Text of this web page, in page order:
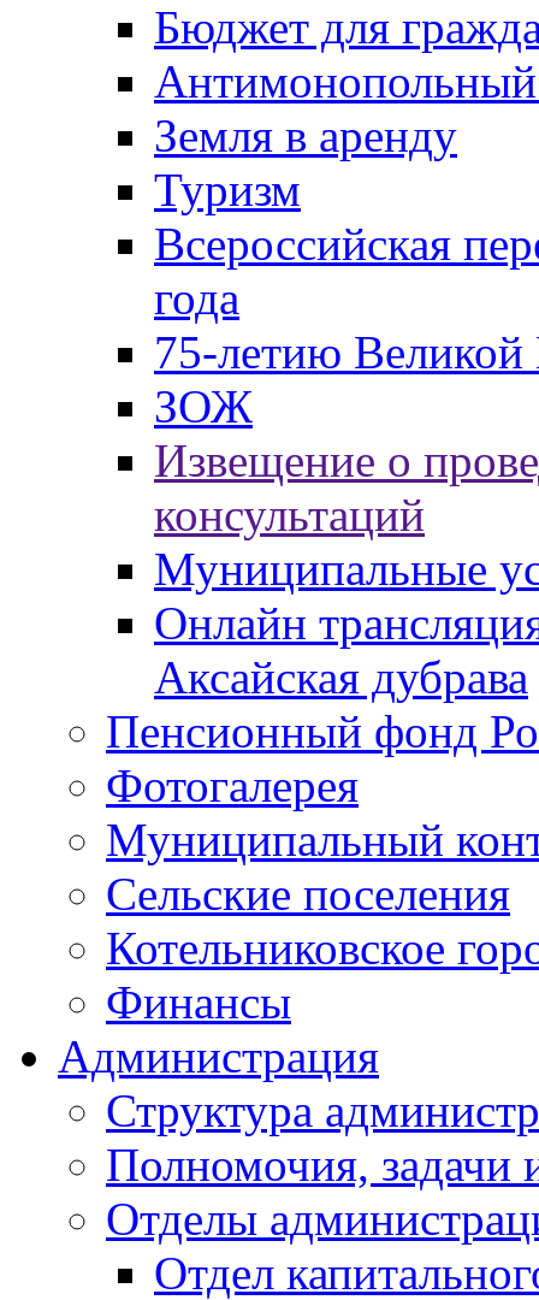
Бюджет для
Антимонопольный
Земля в аренду
Туризм
Всероссийская
года
75-летию
ЗОЖ
Извещение о
консультаций
Муниципальные
Онлайн
Аксайская дубрава
Пенсионный фонд
Фотогалерея
Муниципальный
Сельские поселения
Котельниковское
Финансы
Администрация
Структура
Полномочия, задачи
Отделы
Отдел